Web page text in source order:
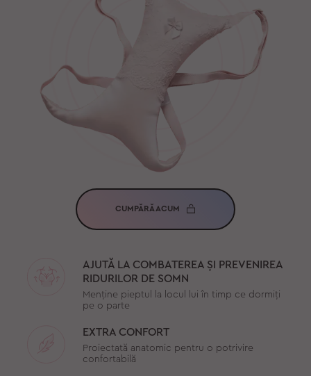
AJUTĂ LA COMBATEREA ȘI PREVENIREA
RIDURILOR DE SOMN
Menține pieptul la locul lui în timp ce dormiți
pe o parte
EXTRA CONFORT
Proiectată anatomic pentru o potrivire
confortabilă
CUMPĂRĂ ACUM